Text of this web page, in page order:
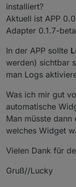
installiert?
Aktuell ist APP
Adapter 0.1.7-
In der APP sollte
werden) sichtbar
man Logs
Was ich mir gut
automatische
Man müsste
welches Widget
Vielen Dank für
Gruß//Lucky